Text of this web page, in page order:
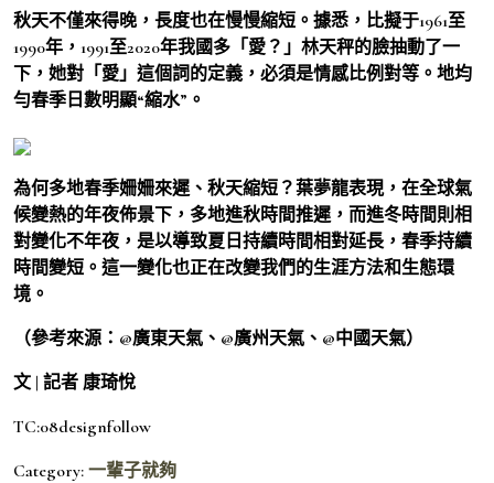
秋天不僅來得晚，長度也在慢慢縮短。據悉，比擬于1961至
1990年，1991至2020年我國多「愛？」林天秤的臉抽動了一
下，她對「愛」這個詞的定義，必須是情感比例對等。地均
勻春季日數明顯“縮水”。
為何多地春季姍姍來遲、秋天縮短？葉夢龍表現，在全球氣
候變熱的年夜佈景下，多地進秋時間推遲，而進冬時間則相
對變化不年夜，是以導致夏日持續時間相對延長，春季持續
時間變短。這一變化也正在改變我們的生涯方法和生態環
境。
（參考來源：@廣東天氣、@廣州天氣、@中國天氣）
文 | 記者 康琦悅
TC:08designfollow
Category: 一輩子就夠